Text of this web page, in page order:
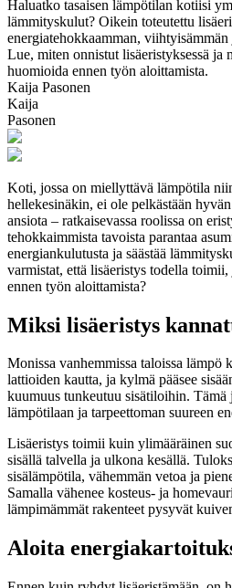
Haluatko tasaisen lämpötilan kotiisi
lämmityskulut? Oikein toteutettu
energiatehokkaamman,
Lue, miten onnistut lisäeristyksessä ja
huomioida ennen työn aloittamista.
Kaija Pasonen
Kaija
Pasonen
Koti, jossa on miellyttävä lämpötila
hellekesinäkin, ei ole pelkästään
ansiota – ratkaisevassa roolissa on
tehokkaimmista tavoista parantaa
energiankulutusta ja säästää
varmistat, että lisäeristys todella
ennen työn aloittamista?
Miksi lisäeristys
Monissa vanhemmissa taloissa lämpö
lattioiden kautta, ja kylmä pääsee
kuumuus tunkeutuu sisätiloihin. Tämä
lämpötilaan ja tarpeettoman suureen
Lisäeristys toimii kuin ylimääräinen
sisällä talvella ja ulkona kesällä.
sisälämpötila, vähemmän vetoa ja
Samalla vähenee kosteus- ja
lämpimämmät rakenteet pysyvät
Aloita